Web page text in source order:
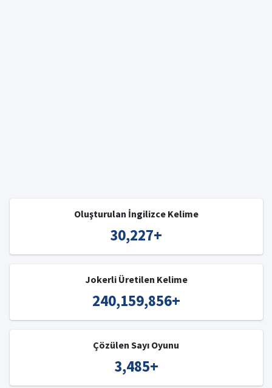
Oluşturulan İngilizce Kelime
30,227+
Jokerli Üretilen Kelime
240,159,856+
Çözülen Sayı Oyunu
3,485+